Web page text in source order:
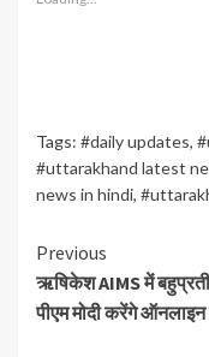
Tags: #daily updates,
#uttarakhand latest
news in hindi,
Continue
Reading
Previous
ऋषिकेश AIMS में
पीएम मोदी करेंगे